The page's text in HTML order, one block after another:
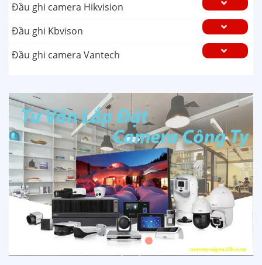
Đầu ghi camera Hikvision
Đầu ghi Kbvison
Đầu ghi camera Vantech